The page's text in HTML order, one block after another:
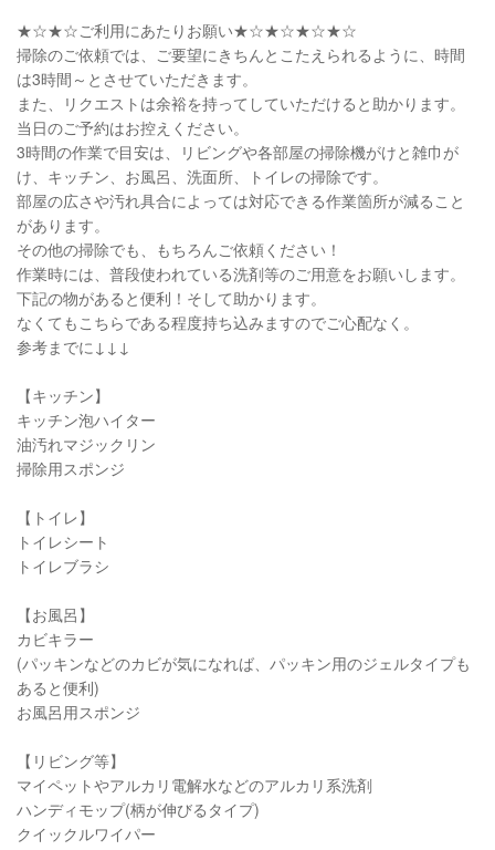
★☆★☆ご利用にあたりお願い★☆★☆★☆★☆
掃除のご依頼では、ご要望にきちんとこたえられるように、時間
は3時間～とさせていただきます。
また、リクエストは余裕を持ってしていただけると助かります。
当日のご予約はお控えください。
3時間の作業で目安は、リビングや各部屋の掃除機がけと雑巾が
け、キッチン、お風呂、洗面所、トイレの掃除です。
部屋の広さや汚れ具合によっては対応できる作業箇所が減ること
があります。
その他の掃除でも、もちろんご依頼ください！
作業時には、普段使われている洗剤等のご用意をお願いします。
下記の物があると便利！そして助かります。
なくてもこちらである程度持ち込みますのでご心配なく。
参考までに↓↓↓
【キッチン】
キッチン泡ハイター
油汚れマジックリン
掃除用スポンジ
【トイレ】
トイレシート
トイレブラシ
【お風呂】
カビキラー
(パッキンなどのカビが気になれば、パッキン用のジェルタイプも
あると便利)
お風呂用スポンジ
【リビング等】
マイペットやアルカリ電解水などのアルカリ系洗剤
ハンディモップ(柄が伸びるタイプ)
クイックルワイパー